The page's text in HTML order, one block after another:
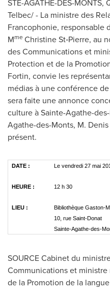
STE-AGATHE-DES-MONTS,
Telbec/ - La ministre des
Francophonie, responsable
MmeChristine St‑Pierre, au
des Communications et
Protection et de la
Fortin, convie les
médias à une conférence
sera faite une annonce
culture àSainte-Agathe-
Agathe-des-Monts, M.
présent.
DATE : Le vendredi 27 mai
HEURE : 12 h 30
LIEU :
Bibliothèque Gaston-
10, rue Saint-Donat
Sainte-Agathe-des-
SOURCE Cabinet du
Communications et
de la Promotion de la